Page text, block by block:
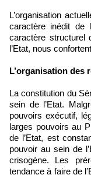
L’organisation
caractère inédit de
caractère structurel
l’Etat, nous
L’organisation des
La constitution du
sein de l’Etat.
pouvoirs exécutif,
larges pouvoirs au
de l’Etat, est
pouvoir au sein de
crisogène. Les
tendance à faire de